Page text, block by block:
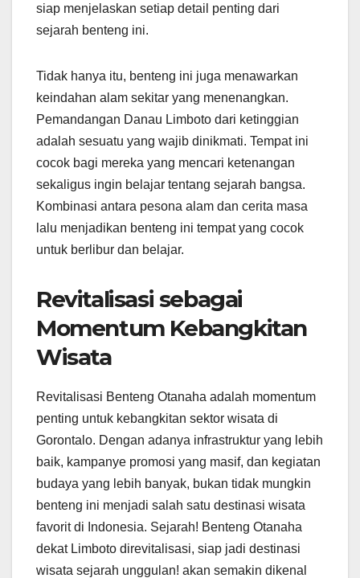
siap menjelaskan setiap detail penting dari
sejarah benteng ini.
Tidak hanya itu, benteng ini juga menawarkan
keindahan alam sekitar yang menenangkan.
Pemandangan Danau Limboto dari ketinggian
adalah sesuatu yang wajib dinikmati. Tempat ini
cocok bagi mereka yang mencari ketenangan
sekaligus ingin belajar tentang sejarah bangsa.
Kombinasi antara pesona alam dan cerita masa
lalu menjadikan benteng ini tempat yang cocok
untuk berlibur dan belajar.
Revitalisasi sebagai
Momentum Kebangkitan
Wisata
Revitalisasi Benteng Otanaha adalah momentum
penting untuk kebangkitan sektor wisata di
Gorontalo. Dengan adanya infrastruktur yang lebih
baik, kampanye promosi yang masif, dan kegiatan
budaya yang lebih banyak, bukan tidak mungkin
benteng ini menjadi salah satu destinasi wisata
favorit di Indonesia. Sejarah! Benteng Otanaha
dekat Limboto direvitalisasi, siap jadi destinasi
wisata sejarah unggulan! akan semakin dikenal